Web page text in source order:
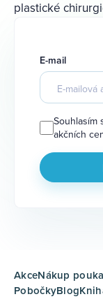
plastické
E-mail
Souhlasím
akčních
AkceNákup
PobočkyBlog